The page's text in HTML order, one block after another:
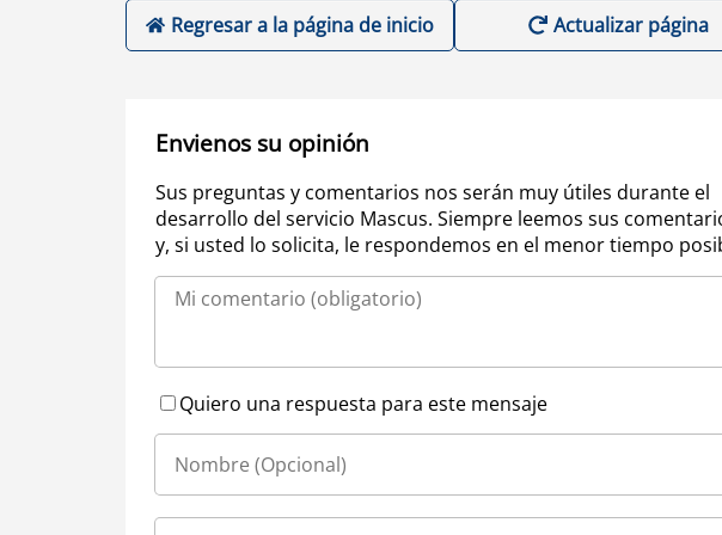
Regresar a la página de inicio Actualizar página
Envienos su opinión
Sus preguntas y comentarios nos serán muy útiles durante el
desarrollo del servicio Mascus. Siempre leemos sus
y, si usted lo solicita, le respondemos en el menor tiempo
Quiero una respuesta para este mensaje